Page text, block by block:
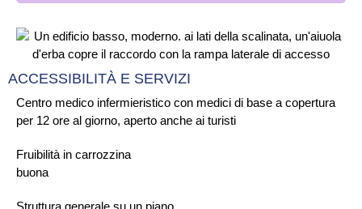
Centro medico infermieristico con medici di base a copertura
per 12 ore al giorno, aperto anche ai turisti
Fruibilità in carrozzina
buona
Struttura generale su un piano
ACCESSIBILITÀ E SERVIZI